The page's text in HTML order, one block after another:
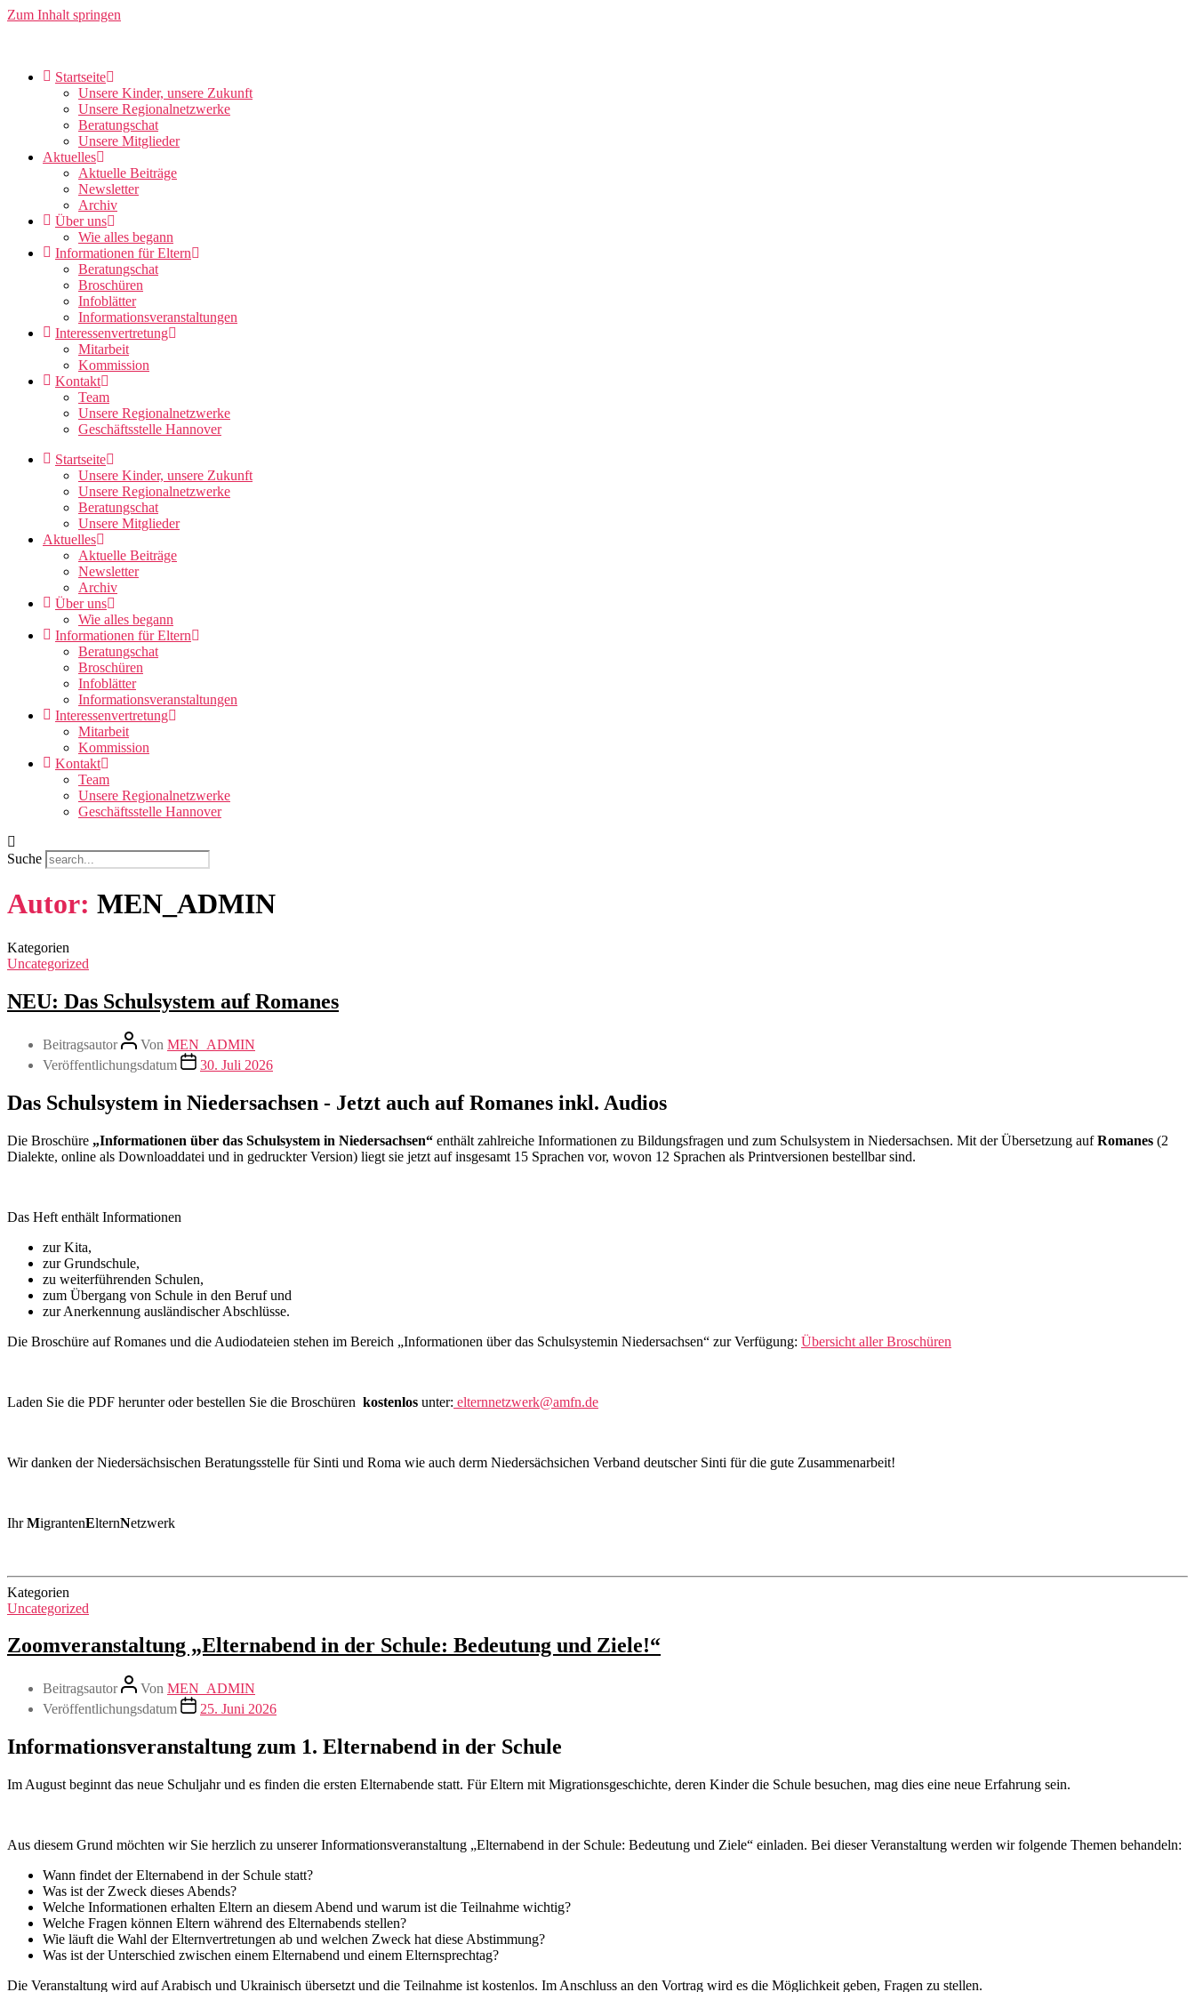
Zum Inhalt springen
Startseite
Unsere Kinder, unsere Zukunft
Unsere Regionalnetzwerke
Beratungschat
Unsere Mitglieder
Aktuelles
Aktuelle Beiträge
Newsletter
Archiv
Über uns
Wie alles begann
Informationen für Eltern
Beratungschat
Broschüren
Infoblätter
Informationsveranstaltungen
Interessenvertretung
Mitarbeit
Kommission
Kontakt
Team
Unsere Regionalnetzwerke
Geschäftsstelle Hannover
Startseite
Unsere Kinder, unsere Zukunft
Unsere Regionalnetzwerke
Beratungschat
Unsere Mitglieder
Aktuelles
Aktuelle Beiträge
Newsletter
Archiv
Über uns
Wie alles begann
Informationen für Eltern
Beratungschat
Broschüren
Infoblätter
Informationsveranstaltungen
Interessenvertretung
Mitarbeit
Kommission
Kontakt
Team
Unsere Regionalnetzwerke
Geschäftsstelle Hannover
Suche
Autor: MEN_ADMIN
Kategorien
Uncategorized
NEU: Das Schulsystem auf Romanes
Beitragsautor Von MEN_ADMIN
Veröffentlichungsdatum
30. Juli 2026
Das Schulsystem in Niedersachsen - Jetzt auch auf Romanes inkl. Audios
Die Broschüre „Informationen über das Schulsystem in Niedersachsen“ enthält zahlreiche Informationen zu Bildungsfragen und zum Schulsystem in Niedersachsen. Mit der Übersetzung aufRomanes (2
Dialekte, online als Downloaddatei und in gedruckter Version) liegt sie jetzt auf insgesamt 15 Sprachen vor, wovon 12 Sprachen als Printversionen bestellbar sind.
Das Heft enthält Informationen
zur Kita,
zur Grundschule,
zu weiterführenden Schulen,
zum Übergang von Schule in den Beruf und
zur Anerkennung ausländischer Abschlüsse.
Die Broschüre auf Romanes und die Audiodateien stehen im Bereich „Informationen über das Schulsystemin Niedersachsen“ zur Verfügung: Übersicht aller Broschüren
Laden Sie die PDF herunter oder bestellen Sie die Broschüren kostenlos unter: elternnetzwerk@amfn.de
Wir danken der Niedersächsischen Beratungsstelle für Sinti und Roma wie auch derm Niedersächsichen Verband deutscher Sinti für die gute Zusammenarbeit!
IhrMigrantenElternNetzwerk
Kategorien
Uncategorized
Zoomveranstaltung „Elternabend in der Schule: Bedeutung und Ziele!“
Beitragsautor Von MEN_ADMIN
Veröffentlichungsdatum
25. Juni 2026
Informationsveranstaltung zum 1. Elternabend in der Schule
Im August beginnt das neue Schuljahr und es finden die ersten Elternabende statt. Für Eltern mit Migrationsgeschichte, deren Kinder die Schule besuchen, mag dies eine neue Erfahrung sein.
Aus diesem Grund möchten wir Sie herzlich zu unserer Informationsveranstaltung „Elternabend in der Schule: Bedeutung und Ziele“ einladen. Bei dieser Veranstaltung werden wir folgende Themen behandeln:
Wann findet der Elternabend in der Schule statt?
Was ist der Zweck dieses Abends?
Welche Informationen erhalten Eltern an diesem Abend und warum ist die Teilnahme wichtig?
Welche Fragen können Eltern während des Elternabends stellen?
Wie läuft die Wahl der Elternvertretungen ab und welchen Zweck hat diese Abstimmung?
Was ist der Unterschied zwischen einem Elternabend und einem Elternsprechtag?
Die Veranstaltung wird auf Arabisch und Ukrainisch übersetzt und die Teilnahme ist kostenlos. Im Anschluss an den Vortrag wird es die Möglichkeit geben, Fragen zu stellen.